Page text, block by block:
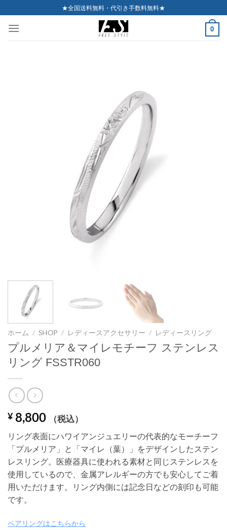
to
content
★全国送料無料・代引き手数料無料★
0
ホーム / SHOP / レディースアクセサリー / レディースリング
プルメリア＆マイレモチーフ ステンレス
リング FSSTR060
¥ 8,800 （税込）
リング表面にハワイアンジュエリーの代表的なモーチーフ
「プルメリア」と「マイレ（葉）」をデザインしたステン
レスリング。医療器具に使われる素材と同じステンレスを
使用しているので、金属アレルギーの方でも安心してご着
用いただけます。リング内側には記念日などの刻印も可能
です。
ペアリングはこちらから